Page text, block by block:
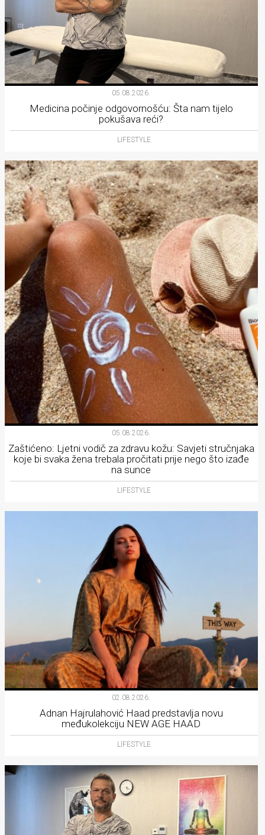
05.08.2026.
Medicina počinje odgovornošću: Šta nam tijelo
pokušava reći?
LIFESTYLE
05.08.2026.
Zaštićeno: Ljetni vodič za zdravu kožu: Savjeti stručnjaka
koje bi svaka žena trebala pročitati prije nego što izađe
na sunce
LIFESTYLE
02.08.2026.
Adnan Hajrulahović Haad predstavlja novu
međukolekciju NEW AGE HAAD
LIFESTYLE